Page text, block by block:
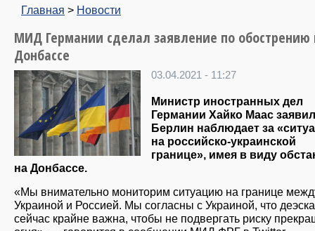
Главная > Новости
МИД Германии сделал заявление по обострению
Донбассе
03.04.2021 - 11:27
Министр иностранных дел
Германии Хайко Маас
Берлин наблюдает за
на российско-украинской
границе», имея в виду
на Донбассе.
«Мы внимательно мониторим ситуацию на границе
Украиной и Россией. Мы согласны с Украиной, что
сейчас крайне важна, чтобы не подвергать риску